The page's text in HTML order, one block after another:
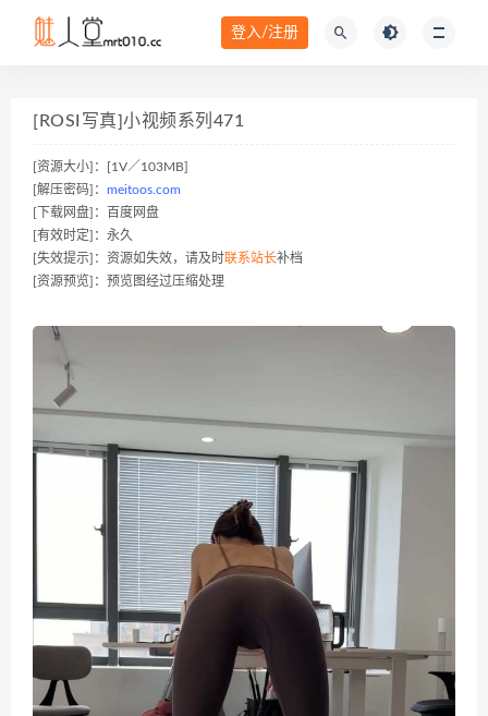
登入/注册
[ROSI写真]小视频系列471
[资源大小]：[1V／103MB]
[解压密码]： meitoos.com
[下载网盘]：百度网盘
[有效时定]：永久
[失效提示]：资源如失效，请及时联系站长补档
[资源预览]：预览图经过压缩处理